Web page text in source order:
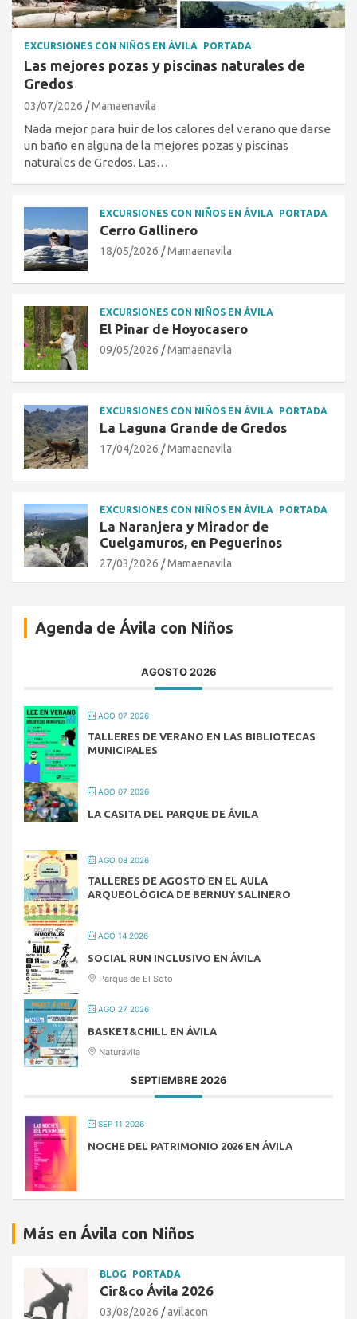
EXCURSIONES CON NIÑOS EN ÁVILA PORTADA
Las mejores pozas y piscinas naturales de
Gredos
03/07/2026 Mamaenavila
Nada mejor para huir de los calores del verano que darse
un baño en alguna de la mejores pozas y piscinas
naturales de Gredos. Las…
EXCURSIONES CON NIÑOS EN ÁVILA PORTADA
Cerro Gallinero
18/05/2026 Mamaenavila
EXCURSIONES CON NIÑOS EN ÁVILA
El Pinar de Hoyocasero
09/05/2026 Mamaenavila
EXCURSIONES CON NIÑOS EN ÁVILA PORTADA
La Laguna Grande de Gredos
17/04/2026 Mamaenavila
EXCURSIONES CON NIÑOS EN ÁVILA PORTADA
La Naranjera y Mirador de
Cuelgamuros, en Peguerinos
27/03/2026 Mamaenavila
Agenda de Ávila con Niños
AGOSTO 2026
AGO 07 2026
TALLERES DE VERANO EN LAS BIBLIOTECAS
MUNICIPALES
AGO 07 2026
LA CASITA DEL PARQUE DE ÁVILA
AGO 08 2026
TALLERES DE AGOSTO EN EL AULA
ARQUEOLÓGICA DE BERNUY SALINERO
AGO 14 2026
SOCIAL RUN INCLUSIVO EN ÁVILA
Parque de El Soto
AGO 27 2026
BASKET&CHILL EN ÁVILA
Naturávila
SEPTIEMBRE 2026
SEP 11 2026
NOCHE DEL PATRIMONIO 2026 EN ÁVILA
Más en Ávila con Niños
BLOG PORTADA
Cir&co Ávila 2026
03/08/2026 avilacon